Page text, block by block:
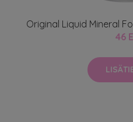
Original Liquid Mineral
46